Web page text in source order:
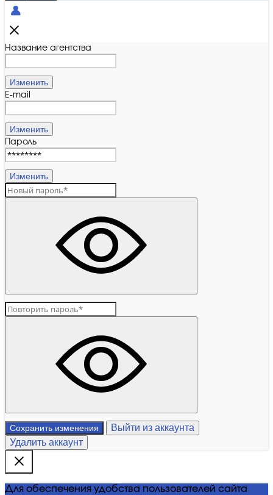
Название агентства
Изменить
E-mail
Изменить
Пароль
Изменить
Сохранить изменения
Выйти из аккаунта
Удалить аккаунт
Для обеспечения удобства пользователей сайта